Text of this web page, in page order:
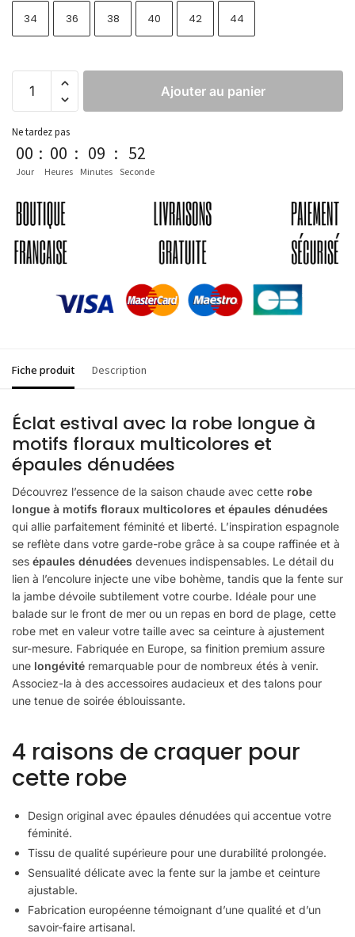
34 36 38 40 42 44
Ajouter au panier
Ne tardez pas
00
Jour
: 00
Heures
: 09
Minutes
: 52
Seconde
Fiche produit Description
Éclat estival avec la robe longue à
motifs floraux multicolores et
épaules dénudées
Découvrez l’essence de la saison chaude avec cette robe
longue à motifs floraux multicolores et épaules dénudées
qui allie parfaitement féminité et liberté. L’inspiration espagnole
se reflète dans votre garde-robe grâce à sa coupe raffinée et à
ses épaules dénudées devenues indispensables. Le détail du
lien à l’encolure injecte une vibe bohème, tandis que la fente sur
la jambe dévoile subtilement votre courbe. Idéale pour une
balade sur le front de mer ou un repas en bord de plage, cette
robe met en valeur votre taille avec sa ceinture à ajustement
sur-mesure. Fabriquée en Europe, sa finition premium assure
une longévité remarquable pour de nombreux étés à venir.
Associez-la à des accessoires audacieux et des talons pour
une tenue de soirée éblouissante.
4 raisons de craquer pour
cette robe
Design original avec épaules dénudées qui accentue votre
féminité.
Tissu de qualité supérieure pour une durabilité prolongée.
Sensualité délicate avec la fente sur la jambe et ceinture
ajustable.
Fabrication européenne témoignant d’une qualité et d’un
savoir-faire artisanal.